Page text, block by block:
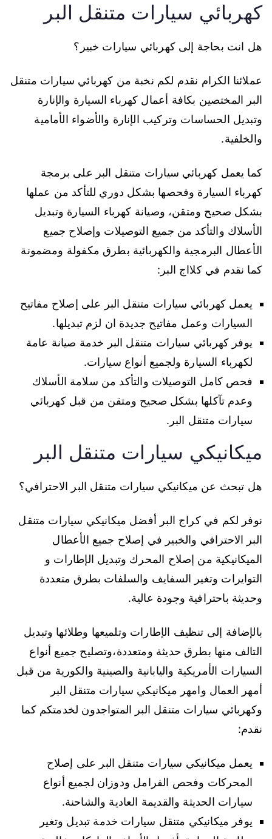
كهربائي سيارات متنقل البر
هل انت بحاجة إلى كهربائي سيارات خبير؟
عملائنا الكرام نقدم لكم نخبة من كهربائي سيارات متنقل
البر المختصين بكافة أعمال كهرباء السيارة والإنارة
وتبديل الحساسات وتركيب الإنارة والأضواء الأمامية
والخلفية.
كما يعمل كهربائي سيارات متنقل البر على برمجة
كهرباء السيارة وفحصها بشكل دوري للتأكد من عملها
بشكل صحيح ومتقن، وصيانة كهرباء السيارة وتبديل
الأسلاك والتأكد من جميع التوصيلات وإصلاح جميع
الأعطال البرمجية والكهربائية بطرق مكفولة ومضمونة
كما نقدم في كلااج البر:
يعمل كهربائي سيارات متنقل البر على إصلاح مفاتيح
السيارات وعمل مفاتيح جديدة ان لزم تبديلها.
يوفر كهربائي سيارات متنقل البر خدمة صيانة عامة
لكهرباء السيارة ولجميع أنواع سيارات.
فحص كامل التوصيلات والتأكد من سلامة الأسلاك
وعدم تآكلها بشكل صحيح ومتقن من قبل كهربائي
سيارات متنقل البر.
ميكانيكي سيارات متنقل البر
هل تبحث عن ميكانيكي سيارات متنقل البر الاحترافي؟
نوفر لكم في كراج البر أفضل ميكانيكي سيارات متنقل
البر الاحترافي والخبير في إصلاح جميع الأعطال
الميكانيكية من إصلاح المحرك وتبديل الإطارات و
التوايرات وتغير السفايف والسلفات بطرق متعددة
وحديثة باحترافية وجودة عالية.
بالإضافة إلى تنظيف الإطارات وتلميعها وطلائها وتبديل
التالف منها بطرق حديثة ومتعددة،وتصليح جميع أنواع
السيارات الأمريكية واليابانية والصينية والكورية من قبل
أمهر العمال وامهر ميكانيكي سيارات متنقل البر
وكهربائي سيارات متنقل البر المتواجدون لخدمتكم كما
نقدم:
يعمل ميكانيكي سيارات متنقل البر على إصلاح
المحركات وفحص الفرامل ودوزان لجميع أنواع
سيارات الحديثة والقديمة العادية والشاحنة.
يوفر ميكانيكي متنقل سيارات خدمة تبديل وتغير